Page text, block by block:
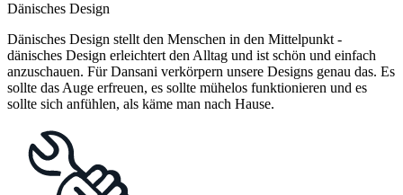
Dänisches Design
Dänisches Design stellt den Menschen in den Mittelpunkt -
dänisches Design erleichtert den Alltag und ist schön und einfach
anzuschauen. Für Dansani verkörpern unsere Designs genau das. Es
sollte das Auge erfreuen, es sollte mühelos funktionieren und es
sollte sich anfühlen, als käme man nach Hause.